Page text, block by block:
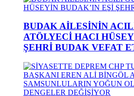
BUDAK AİLESİNİN
ATÖLYECİ HACI
ŞEHRİ BUDAK VEFAT